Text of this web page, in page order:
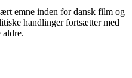
emne inden for dansk film og
handlinger fortsætter med
aldre.